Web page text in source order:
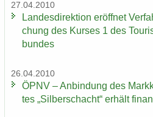
27.04.2010
Lan­des­di­rek­ti­on er­öff­net
chung des Kur­ses 1 des
bun­des
26.04.2010
ÖPNV – An­bin­dung des
tes „Sil­ber­schacht“ er­hält